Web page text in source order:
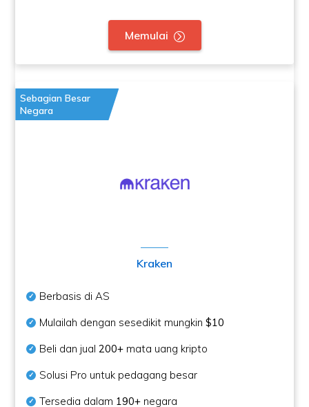
Memulai
Sebagian Besar
Negara
Kraken
Berbasis di AS
Mulailah dengan sesedikit mungkin$10
Beli dan jual200+ mata uang kripto
Solusi Pro untuk pedagang besar
Tersedia dalam 190+ negara